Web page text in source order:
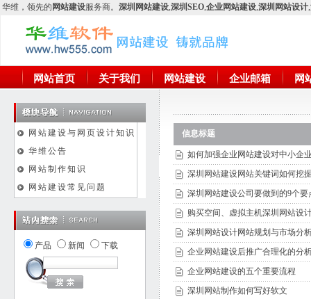
华维 ，领先的 网站建设服务商。 深圳网站建设,深圳SEO,企业网站建设,深圳网站设计,
网站首页 关于我们 网站建设 企业邮箱 网
网站建设与网页设计知识
华维公告
网站制作知识
网站建设常见问题
产品 新闻 下载
信息标题
如何加强企业网站建设对中小企
深圳网站建设网站关键词如何挖
深圳网站建设公司要做到的9个要
购买空间、虚拟主机深圳网站设
深圳网站设计网站规划与市场分
企业网站建设后推广合理化的分
企业网站建设的五个重要流程
深圳网站制作如何写好软文